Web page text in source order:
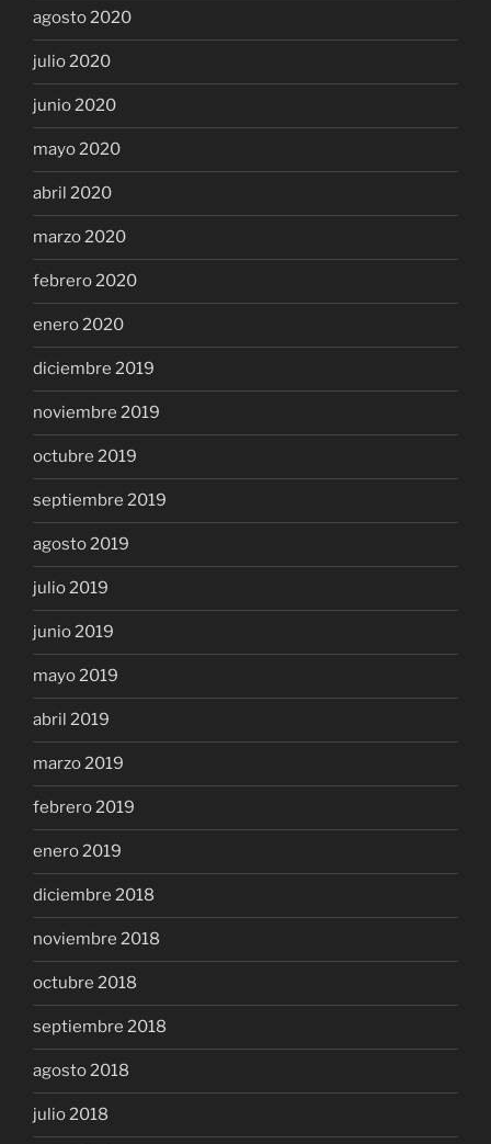
agosto 2020
julio 2020
junio 2020
mayo 2020
abril 2020
marzo 2020
febrero 2020
enero 2020
diciembre 2019
noviembre 2019
octubre 2019
septiembre 2019
agosto 2019
julio 2019
junio 2019
mayo 2019
abril 2019
marzo 2019
febrero 2019
enero 2019
diciembre 2018
noviembre 2018
octubre 2018
septiembre 2018
agosto 2018
julio 2018